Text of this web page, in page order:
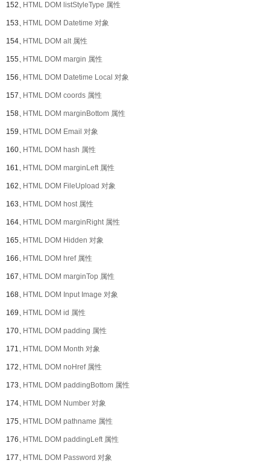
152、HTML DOM listStyleType 属性
153、HTML DOM Datetime 对象
154、HTML DOM alt 属性
155、HTML DOM margin 属性
156、HTML DOM Datetime Local 对象
157、HTML DOM coords 属性
158、HTML DOM marginBottom 属性
159、HTML DOM Email 对象
160、HTML DOM hash 属性
161、HTML DOM marginLeft 属性
162、HTML DOM FileUpload 对象
163、HTML DOM host 属性
164、HTML DOM marginRight 属性
165、HTML DOM Hidden 对象
166、HTML DOM href 属性
167、HTML DOM marginTop 属性
168、HTML DOM Input Image 对象
169、HTML DOM id 属性
170、HTML DOM padding 属性
171、HTML DOM Month 对象
172、HTML DOM noHref 属性
173、HTML DOM paddingBottom 属性
174、HTML DOM Number 对象
175、HTML DOM pathname 属性
176、HTML DOM paddingLeft 属性
177、HTML DOM Password 对象